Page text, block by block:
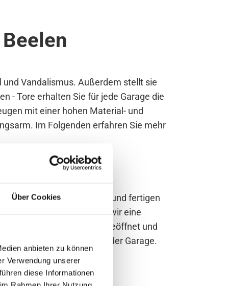
Über Cookies
anbieten zu können
Verwendung unserer
diese Informationen
Vandalismus. Außerdem stellt sie
- Tore erhalten Sie für jede Garage die
mit einer hohen Material- und
Im Folgenden erfahren Sie mehr
wir die richtigen Maße und fertigen
Montage. Auch führen wir eine
schnell per Knopfdruck geöffnet und
und Verwendungszweck der Garage.